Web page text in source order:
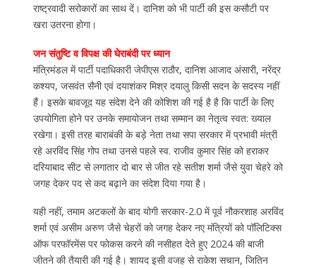
राष्ट्रवादी सरोकारों का साथ दें। दानिश को भी पार्टी की इस कसौटी पर
खरा उतरना होगा।
जन संतुष्टि व विपक्ष की घेराबंदी पर ध्यान
मंत्रिमंडल में पार्टी पदाधिकारी जेपीएस राठौर, दानिश आजाद अंसारी, नरेंद्र
कश्यप, जसवंत सैनी एवं दयाशंकर मिश्र दयालु किसी सदन के सदस्य नहीं
हैं। इसके बावजूद यह संदेश देने की कोशिश की गई है है कि पार्टी के लिए
उपयोगिता होने पर उनके समायोजन तथा सम्मान का नेतृत्व स्वत: ख्याल
रखेगा। इसी तरह बाराबंकी के बड़े नेता तथा सपा सरकार में प्रभावी मंत्री
रहे अरविंद सिंह गोप तथा उनसे पहले स्व. राजीव कुमार सिंह को हराकर
दरियाबाद सीट से लगातार दो बार से जीत रहे सतीश शर्मा जैसे युवा चेहरे को
जगह देकर पद से कद बढ़ाने का संदेश दिया गया है।
यही नहीं, तमाम अटकलों के बाद योगी सरकार-2.0 में पूर्व नौकरशाह अरविंद
शर्मा एवं असीम अरुण जैसे चेहरों को जगह देकर नए मंत्रियों को पॉलिटिक्स
ऑफ परफॉरमेंस पर फोकस करने की नसीहत देते हुए 2024 की बाजी
जीतने की तैयारी की गई है। शायद इसी वजह से राकेश सचान, जितिन